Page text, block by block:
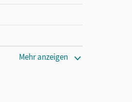
Mehr anzeigen